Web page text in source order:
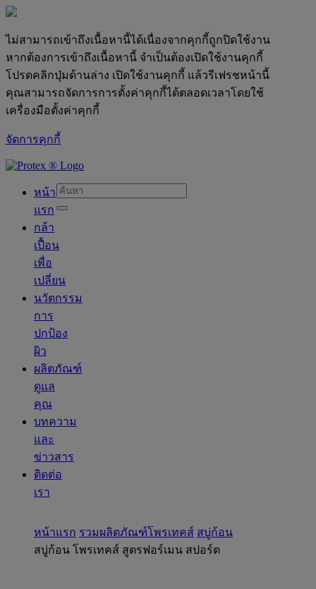
ไม่สามารถเข้าถึงเนื้อหานี้ได้เนื่องจากคุกกี้ถูกปิดใช้งาน
หากต้องการเข้าถึงเนื้อหานี้ จำเป็นต้องเปิดใช้งานคุกกี้
โปรดคลิกปุ่มด้านล่าง เปิดใช้งานคุกกี้ แล้วรีเฟรชหน้านี้
คุณสามารถจัดการการตั้งค่าคุกกี้ได้ตลอดเวลาโดยใช้
เครื่องมือตั้งค่าคุกกี้
จัดการคุกกี้
skipt to main content
หน้า
แรก
กล้า
เปื้อน
เพื่อ
เปลี่ยน
นวัตกรรม
การ
ปกป้อง
ผิว
ผลิตภัณฑ์
ดูแล
คุณ
บทความ
และ
ข่าวสาร
ติดต่อ
เรา
หน้าแรก รวมผลิตภัณฑ์โพรเทคส์ สบู่ก้อน
สบู่ก้อน โพรเทคส์ สูตรฟอร์เมน สปอร์ต